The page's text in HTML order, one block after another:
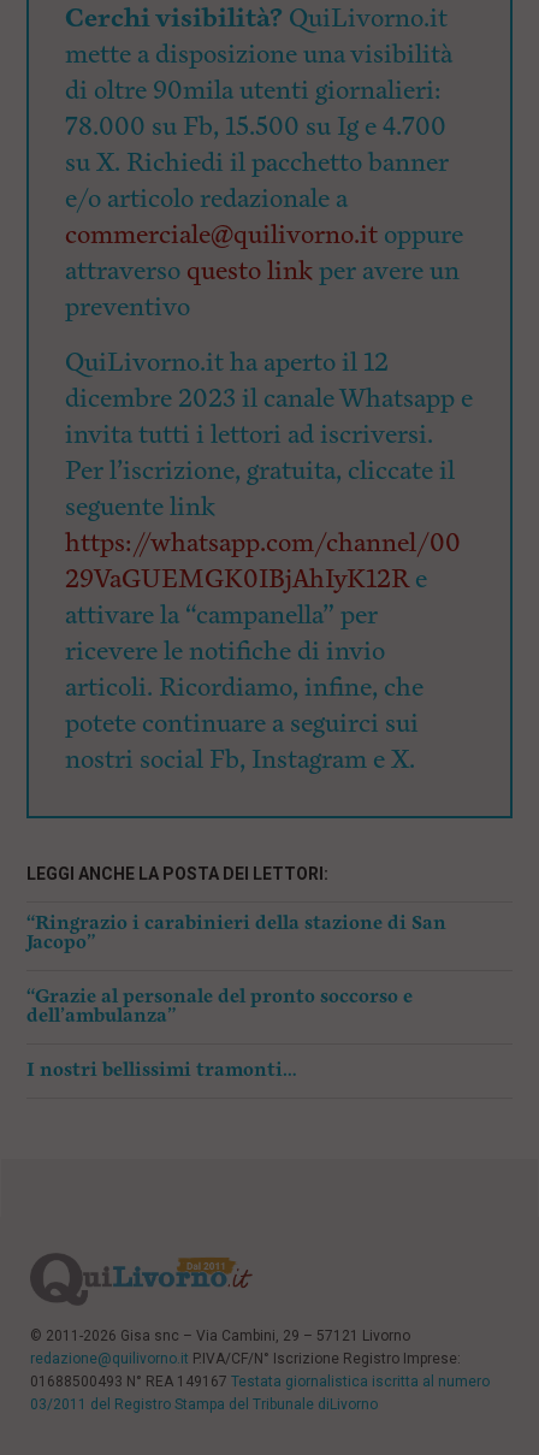
Cerchi visibilità? QuiLivorno.it
mette a disposizione una visibilità
di oltre 90mila utenti giornalieri:
78.000 su Fb, 15.500 su Ig e 4.700
su X. Richiedi il pacchetto banner
e/o articolo redazionale a
commerciale@quilivorno.it oppure
attraverso questo linkper avere un
preventivo
QuiLivorno.it ha aperto il 12
dicembre 2023 il canale Whatsapp e
invita tutti i lettori ad iscriversi.
Per l’iscrizione, gratuita, cliccate il
seguente link
https://whatsapp.com/channel/00
29VaGUEMGK0IBjAhIyK12Re
attivare la “campanella” per
ricevere le notifiche di invio
articoli. Ricordiamo, infine, che
potete continuare a seguirci sui
nostri social Fb, Instagram e X.
LEGGI ANCHE LA POSTA DEI LETTORI:
“Ringrazio i carabinieri della stazione di San
Jacopo”
“Grazie al personale del pronto soccorso e
dell’ambulanza”
I nostri bellissimi tramonti…
© 2011-2026 Gisa snc – Via Cambini, 29 – 57121 Livorno
redazione@quilivorno.it P.IVA/CF/N° Iscrizione Registro Imprese:
01688500493 N° REA 149167 Testata giornalistica iscritta al numero
03/2011 del Registro Stampa del Tribunale diLivorno